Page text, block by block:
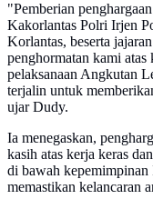
"Pemberian
Kakorlantas Polri Irjen
Korlantas, beserta
penghormatan kami atas
pelaksanaan Angkutan
terjalin untuk
ujar Dudy.
Ia menegaskan,
kasih atas kerja keras
di bawah
memastikan kelancaran